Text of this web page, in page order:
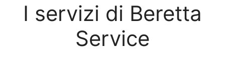
I servizi di Beretta
Service